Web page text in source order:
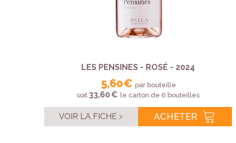
LES PENSINES - ROSÉ - 2024
5,60 € par bouteille
soit 33,60 € le carton de 6 bouteilles
VOIR LA FICHE ACHETER